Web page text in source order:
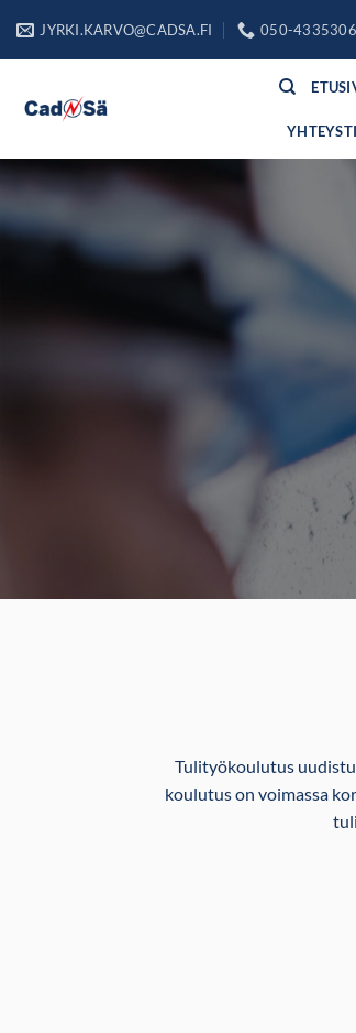
JYRKI.KARVO@CADSA.FI 050-4335306
Tulityökoulutus
koulutus on voimassa